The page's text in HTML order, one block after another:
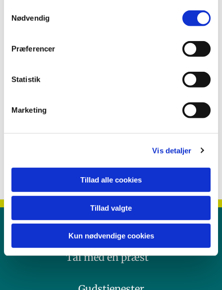
Nødvendig
Præferencer
Statistik
Marketing
Vis detaljer
Tillad alle cookies
Tillad valgte
Kun nødvendige cookies
Kontakt
Tal med en præst